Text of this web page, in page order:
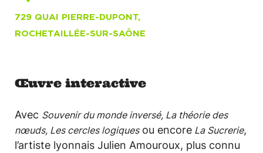
729 QUAI PIERRE-DUPONT,
ROCHETAILLÉE-SUR-SAÔNE
Œuvre interactive
Avec Souvenir du monde inversé, La théorie des
nœuds, Les cercles logiquesou encore La Sucrerie,
l’artiste lyonnais Julien Amouroux, plus connu